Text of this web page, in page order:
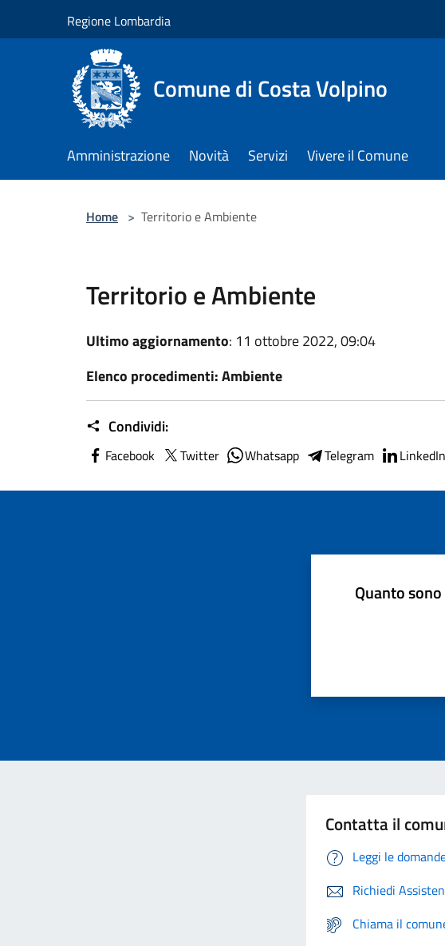
Regione Lombardia
Comune di Costa Volpino
Amministrazione Novità Servizi Vivere il Comune
Home > Territorio e Ambiente
Territorio e Ambiente
Ultimo aggiornamento: 11 ottobre 2022, 09:04
Elenco procedimenti: Ambiente
Condividi:
Facebook Twitter Whatsapp Telegram LinkedIn
Quanto
Contatta il
Leggi le
Richiedi
Chiama il